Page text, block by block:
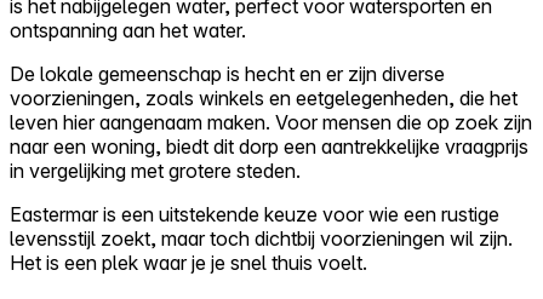
is het nabijgelegen water, perfect voor watersporten en
ontspanning aan het water.
De lokale gemeenschap is hecht en er zijn diverse
voorzieningen, zoals winkels en eetgelegenheden, die het
leven hier aangenaam maken. Voor mensen die op zoek zijn
naar een woning, biedt dit dorp een aantrekkelijke vraagprijs
in vergelijking met grotere steden.
Eastermar is een uitstekende keuze voor wie een rustige
levensstijl zoekt, maar toch dichtbij voorzieningen wil zijn.
Het is een plek waar je je snel thuis voelt.